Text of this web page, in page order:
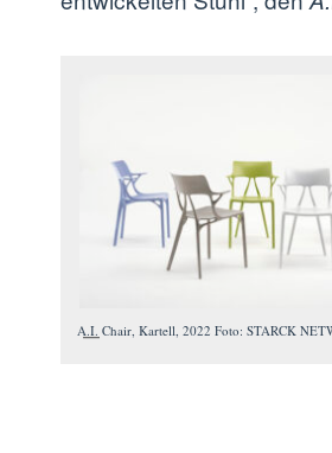
A.I. Chair, Kartell, 2022 Foto: STARCK